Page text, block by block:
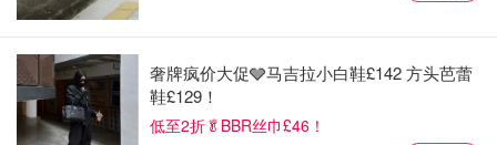
是长这个样子的哈哈。机头和内胆十分容易清洗。
奢牌疯价大促🩶马吉拉小白鞋£142 方头芭蕾
鞋£129！
低至2折🥬BBR丝巾£46！